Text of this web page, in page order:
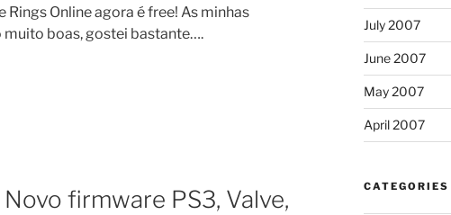
Rings Online agora é free! As minhas
muito boas, gostei bastante….
firmware PS3, Valve,
July 2007
June 2007
May 2007
April 2007
CATEGORIES